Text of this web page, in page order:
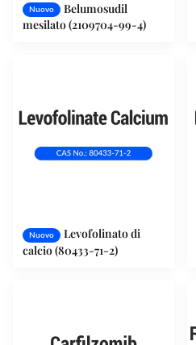
Nuovo
Belumosudil
mesilato (2109704-99-4)
Nuovo
Levofolinato di
calcio (80433-71-2)